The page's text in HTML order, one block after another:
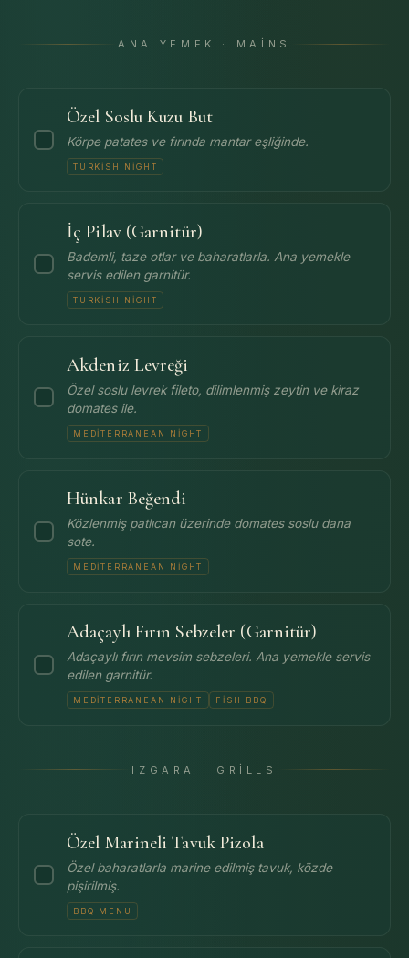
ANA YEMEK · MAINS
Özel Soslu Kuzu But
Körpe patates ve fırında mantar eşliğinde.
TURKISH NIGHT
İç Pilav (Garnitür)
Bademli, taze otlar ve baharatlarla. Ana yemekle
servis edilen garnitür.
TURKISH NIGHT
Akdeniz Levreği
Özel soslu levrek fileto, dilimlenmiş zeytin ve kiraz
domates ile.
MEDITERRANEAN NIGHT
Hünkar Beğendi
Közlenmiş patlıcan üzerinde domates soslu dana
sote.
MEDITERRANEAN NIGHT
Adaçaylı Fırın Sebzeler (Garnitür)
Adaçaylı fırın mevsim sebzeleri. Ana yemekle servis
edilen garnitür.
MEDITERRANEAN NIGHT FISH BBQ
IZGARA · GRILLS
Özel Marineli Tavuk Pizola
Özel baharatlarla marine edilmiş tavuk, közde
pişirilmiş.
BBQ MENU